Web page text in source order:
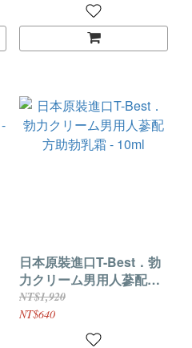
日本原裝進口T-Best．勃
力クリーム男用人蔘配方
助勃乳霜 - 10ml
NT$1,920
NT$640